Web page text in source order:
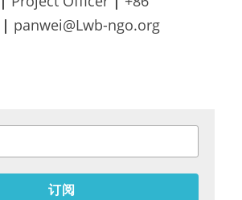
| panwei@Lwb-ngo.org
订阅